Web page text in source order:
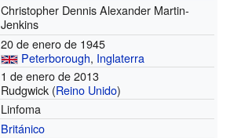
Christopher Dennis Alexander Martin-
Jenkins
20 de enero de 1945
Peterborough, Inglaterra
1 de enero de 2013
Rudgwick (Reino Unido)
Linfoma
Británico